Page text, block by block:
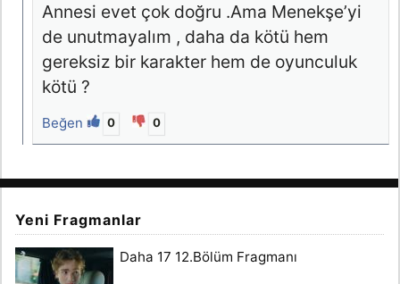
Annesi evet çok doğru .Ama Menekşe’yi
de unutmayalım , daha da kötü hem
gereksiz bir karakter hem de oyunculuk
kötü ?
Beğen 0 0
Yeni Fragmanlar
Daha 17 12.Bölüm Fragmanı